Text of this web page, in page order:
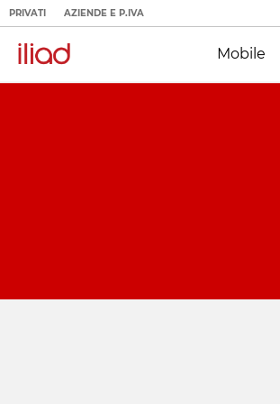
PRIVATI AZIENDE E P.IVA
Mobile